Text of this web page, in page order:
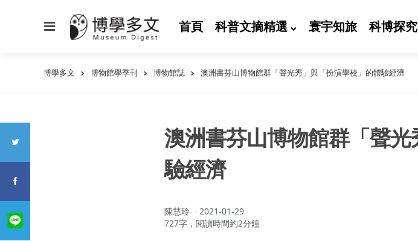
首頁 科普文摘精選 寰宇知旅 科博探究
博學多文 博物館學季刊 博物館誌 澳洲書芬山博物館群「聲光秀」與「扮演學校」的體驗經濟
澳洲書芬山博物館群「聲
驗經濟
作
者：
陳慧玲
2021-01-29
727字，閱讀時間約2分鐘